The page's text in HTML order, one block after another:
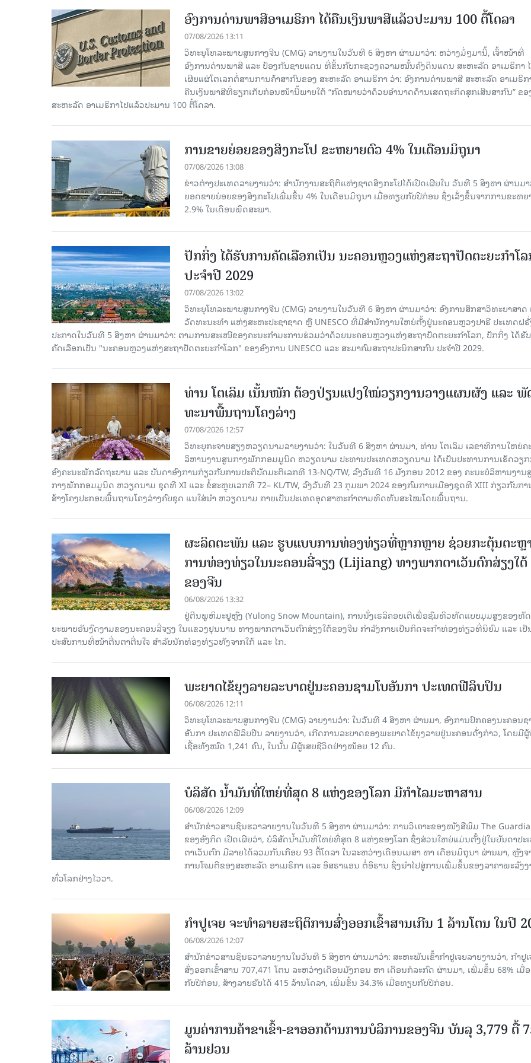
ອົງການດ່ານພາສີອາເມຣິກາ ໄດ້ຄືນເງິນພາສີແລ້ວປະມານ 100 ຕື້ໂດລາ
07/08/2026 13:11
ວິທະຍຸໂທລະພາບສູນກາງຈີນ (CMG) ລາຍງານໃນວັນທີ 6 ສິງຫາ ຜ່ານມາວ່າ: ຫວ່າງມໍ່ໆມານີ້, ເຈົ້າໜ້າທີ່
ອົງການດ່ານພາສີ ແລະ ປ້ອງກັນຊາຍແດນ ທີ່ຂຶ້ນກັບກະຊວງຄວາມໝັ້ນຄົງດິນແດນ ສະຫະລັດ ອາເມຣິກາ
ເຜີຍແຜ່ໂຕເລກຕໍ່ສານການຄ້າສາກົນຂອງ ສະຫະລັດ ອາເມຣິກາ ວ່າ: ອົງການດ່ານພາສີ ສະຫະລັດ ອາເມຣິກ
ຄືນເງິນພາສີທີ່ຮຽກເກັບກ່ອນໜ້ານີ້ພາຍໃຕ້ “ກົດໝາຍວ່າດ້ວຍອຳນາດດ້ານເສດຖະກິດສຸກເສີນສາກົນ” ຂອ
ສະຫະລັດ ອາເມຣິກາໄປແລ້ວປະມານ 100 ຕື້ໂດລາ.
ການຂາຍຍ່ອຍຂອງສິງກະໂປ ຂະຫຍາຍຕົວ 4% ໃນເດືອນມິຖຸນາ
07/08/2026 13:08
ຂ່າວຕ່າງປະເທດລາຍງານວ່າ: ສຳນັກງານສະຖິຕິແຫ່ງຊາດສິງກະໂປໄດ້ເປີດເຜີຍໃນ ວັນທີ 5 ສິງຫາ ຜ່ານມາ
ຍອດຂາຍຍ່ອຍຂອງສິງກະໂປເພີ່ມຂຶ້ນ 4% ໃນເດືອນມິຖຸນາ ເມື່ອທຽບກັບປີກ່ອນ ຊຶ່ງເລັ່ງຂຶ້ນຈາກການຂະຫຍ
2.9% ໃນເດືອນພຶດສະພາ.
ປັກກິ່ງ ໄດ້ຮັບການຄັດເລືອກເປັນ ນະຄອນຫຼວງແຫ່ງສະຖາປັດຕະຍະກຳໂ
ປະຈຳປີ 2029
07/08/2026 13:02
ວິທະຍຸໂທລະພາບສູນກາງຈີນ (CMG) ລາຍງານໃນວັນທີ 6 ສິງຫາ ຜ່ານມາວ່າ: ອົງການສຶກສາວິທະຍາສາດ
ວັດທະນະທຳ ແຫ່ງສະຫະປະຊາຊາດ ຫຼື UNESCO ທີ່ມີສຳນັກງານໃຫຍ່ຕັ້ງຢູ່ນະຄອນ​ຫຼວງປາຣີ ປະເທດຝຣັ່
ປະກາດໃນວັນທີ 5 ສິງຫາ ຜ່ານມາວ່າ: ຕາມການສະເໜີຂອງຄະນະກຳມະການຮ່ວມວ່າດ້ວຍນະຄອນຫຼວງແຫ່ງສະຖາປັດຕະຍະກຳໂລກ, ປັກກິ່ງ ໄດ້ຮັ
ຄັດ​ເລືອກເປັນ "ນະຄອນຫຼວງແຫ່ງສະຖາປັດຕະຍະກຳໂລກ" ຂອງອົງການ UNESCO ແລະ ສະມາ​ຄົມສະຖາປະນິກສາກົນ ປະຈຳປີ 2029.
ທ່ານ ໂຕ​ເລິມ ເນັ້ນໜັກ ຕ້ອງ​ປ່ຽນ​ແປງ​ໃໝ່​ວຽກ​ງານ​ວາງ​ແຜນ​ຜັງ ແລະ ​ພັ
ທະ​ນາ​ພື້ນ​ຖານ​ໂຄງ​ລ່າງ
07/08/2026 12:57
ວິທະຍຸກະຈາຍສຽງຫວຽດນາມລາຍງານວ່າ: ໃນ​ວັນ​ທີ 6 ສິງ​ຫາ ຜ່ານມາ, ທ່ານ ໂຕ​ເລິມ ເລ​ຂາ​ທິ​ການ​ໃຫຍ່​ຄ
ລິ​ຫານ​ງານ​ສູນ​ກາງ​ພັກ​ກອມ​ມູ​ນິດ ຫວຽດ​ນາມ ປະ​ທານ​ປະ​ເທດຫວຽດ​ນາມ ໄດ້​ເປັນ​ປະ​ທານ​ການ​ເຮັດ​ວຽ
ອົງ​ຄະ​ນະ​ພັກ​ລັດ​ຖະ​ບານ ແລະ ບັນ​ດາ​ອົງ​ການ​ກ່ຽວ​ກັບ​ການ​ປະ​ຕິ​ບັດ​ມະ​ຕິ​ເລກ​ທີ 13-NQ/TW, ລົງວັນ​ທີ 16 ມັງ​ກອນ 2012 ຂອງ ຄະ​ນະ​ບໍ​ລິ​ຫານ​ງານ​
ກາງ​ພັກ​ກອມ​ມູ​ນິດ ຫວຽດ​ນາມ ຊຸດ​ທີ XI ແລະ ຂໍ້​ສະ​ຫຼຸບ​ເລກ​ທີ 72– KL/TW, ​ລົງວັນ​ທີ 23 ກຸມ​ພາ 2024 ຂອງ​ກົມ​ການ​ເມື​ອງ​ຊຸດ​ທີ XIII ກ່ຽວ​ກັບ​ກ
ສ້າງ​ໂຄງ​ປະ​ກອບ​ພື້ນ​ຖານ​ໂຄງ​ລ່າງຄົບ​ຊຸດ ແນ​ໃສ່​ນຳ ຫວຽດ​ນາມ ກາຍ​ເປັນ​ປະ​ເທດ​ອຸດ​ສາ​ຫະ​ກຳ​ຕາມ​ທິດ​ທັນ​ສະ​ໄໝ​ໂດຍ​ພື້ນ​ຖານ.
ຜະລິດຕະພັນ ແລະ ຮູບແບບການທ່ອງທ່ຽວທີ່ຫຼາກຫຼາຍ ຊ່ວຍກະຕຸ້ນຕະຫຼ
ການທ່ອງທ່ຽວໃນນະຄອນລີ່ຈຽງ (Lijiang) ທາງພາກຕາເວັນຕົກສ່ຽງໃຕ້
ຂອງຈີນ
06/08/2026 13:32
ຢູ່ຕີນພູຫິມະຢູຫຼົງ (Yulong Snow Mountain), ການນັ່ງເຮລິຄອບເຕີເພື່ອຊົມທິວທັດແບບມຸມສູງຂອງທັ
ຍະພາບອັນງົດງາມຂອງນະຄອນລີ່ຈຽງ ໃນແຂວງຢຸນນານ ທາງພາກຕາເວັນຕົກສ່ຽງໃຕ້ຂອງຈີນ ກຳລັງກາຍເປັນກິດຈະກຳທ່ອງທ່ຽວທີ່ນິຍົມ ແລະ ເປັ
ປະສົບການທີ່ໜ້າຕື່ນຕາຕື່ນໃຈ ສຳລັບນັກທ່ອງທ່ຽວທັງຈາກໃກ້ ແລະ ໄກ.
ພະຍາດໄຂ້ຍຸງລາຍລະບາດຢູ່ນະຄອນຊາມໂບ​ອັນກາ ປະເທດຟີລິບປິນ
06/08/2026 12:11
ວິທະຍຸໂທລະພາບສູນກາງຈີນ (CMG) ລາຍງານວ່າ: ໃນວັນທີ 4 ສິງ​ຫາ ຜ່ານມາ, ອົງການ​ປົກ​ຄອງນະຄອນຊ
ອັນກາ ປະເທດຟີລິບປິນ ລາຍ​ງານວ່າ, ເກີດ​ການລະບາດ​ຂອງພະຍາດໄຂ້ຍຸງລາຍຢູ່ນະຄອນດັ່ງກ່າວ, ໂດຍມີ
ເຊື້ອ​ທັງ​ໝົດ 1,241 ຄົນ, ໃນນັ້ນ ມີຜູ້ເສຍຊີວິດຢ່າງໜ້ອຍ 12 ຄົນ.
ບໍລິສັດ ນ້ຳມັນທີ່ໃຫຍ່ທີ່ສຸດ 8 ແຫ່ງຂອງໂລກ ມີກຳໄລມະຫາສານ
06/08/2026 12:09
ສຳນັກຂ່າວສານຊິນຮວາລາຍງານໃນວັນທີ 5 ສິງຫາ ຜ່ານມາວ່າ: ການວິເຄາະຂອງໜັງສືພິມ The
ຂອງອັງກິດ ເປີດເຜີຍວ່າ, ບໍລິສັດນ້ຳມັນທີ່ໃຫຍ່ທີ່ສຸດ 8 ແຫ່ງຂອງໂລກ ຊຶ່ງສ່ວນໃຫຍ່ແມ່ນຕັ້ງຢູ່ໃນບັນດາປະ
ຕາເວັນຕົກ ມີລາຍໄດ້ລວມກັນເກືອບ 93 ຕື້ໂດລາ ໃນລະຫວ່າງເດືອນເມສາ ຫາ ເດືອນມິຖຸນາ ຜ່ານມາ, ຫຼັງຈ
ການໂຈມຕີຂອງສະຫະລັດ ອາເມຣິກາ ແລະ ອິສຣາແອນ ຕໍ່ອີຣານ ຊຶ່ງນຳໄປສູ່ການເພີ່ມຂຶ້ນຂອງລາຄາພະລັງງ
ທົ່ວໂລກຢ່າງໄວວາ.
ກຳປູເຈຍ ຈະທຳລາຍສະຖິຕິການສົ່ງອອກເຂົ້າສານເກີນ 1 ລ້ານໂຕນ ໃນປີ
06/08/2026 12:07
ສຳນັກຂ່າວສານຊິນຮວາລາຍງານໃນວັນທີ 5 ສິງຫາ ຜ່ານມາວ່າ: ສະຫະພັນເຂົ້າກຳປູເຈຍລາຍງານວ່າ, ກໍາປູເ
ສົ່ງອອກເຂົ້າສານ 707,471 ໂຕນ ລະຫວ່າງເດືອນມັງກອນ ຫາ ເດືອນກໍລະກົດ ຜ່ານມາ, ເພີ່ມຂຶ້ນ 68% ເມື່
ກັບປີກ່ອນ, ສ້າງລາຍຮັບໄດ້ 415 ລ້ານໂດລາ, ເພີ່ມຂຶ້ນ 34.3% ເມື່ອທຽບກັບປີກ່ອນ.
ມູນຄ່າການຄ້າຂາເຂົ້າ-ຂາອອກດ້ານການບໍລິການຂອງຈີນ ບັນລຸ 3,779 ຕື້
ລ້ານຢວນ